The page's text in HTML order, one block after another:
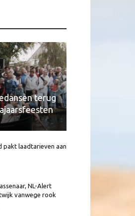
terug
pakt laadtarieven aan
NL-Alert
vanwege rook